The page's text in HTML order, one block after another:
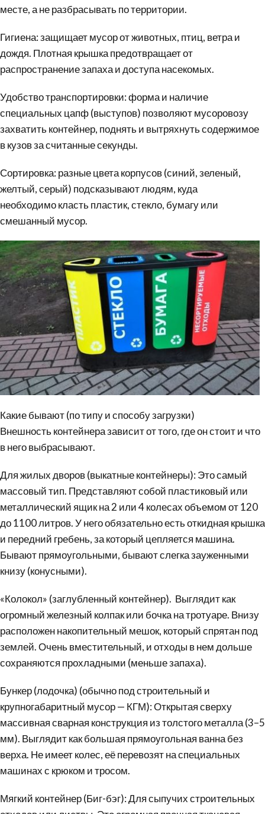
месте, а не разбрасывать по территории.
Гигиена: защищает мусор от животных, птиц, ветра и
дождя. Плотная крышка предотвращает от
распространение запаха и доступа насекомых.
Удобство транспортировки: форма и наличие
специальных цапф (выступов) позволяют мусоровозу
захватить контейнер, поднять и вытряхнуть содержимое
в кузов за считанные секунды.
Сортировка: разные цвета корпусов (синий, зеленый,
желтый, серый) подсказывают людям, куда
необходимо класть пластик, стекло, бумагу или
смешанный мусор.
Какие бывают (по типу и способу загрузки)
Внешность контейнера зависит от того, где он стоит и что
в него выбрасывают.
Для жилых дворов (выкатные контейнеры): Это самый
массовый тип. Представляют собой пластиковый или
металлический ящик на 2 или 4 колесах объемом от 120
до 1100 литров. У него обязательно есть откидная крышка
и передний гребень, за который цепляется машина.
Бывают прямоугольными, бывают слегка зауженными
книзу (конусными).
«Колокол» (заглубленный контейнер). Выглядит как
огромный железный колпак или бочка на тротуаре. Внизу
расположен накопительный мешок, который спрятан под
землей. Очень вместительный, и отходы в нем дольше
сохраняются прохладными (меньше запаха).
Бункер(лодочка) (обычно под строительный и
крупногабаритный мусор— КГМ): Открытая сверху
массивная сварная конструкция из толстого металла (3–5
мм). Выглядит как большая прямоугольная ванна без
верха. Не имеет колес, её перевозят на специальных
машинах с крюком и тросом.
Мягкий контейнер (Биг-бэг): Для сыпучих строительных